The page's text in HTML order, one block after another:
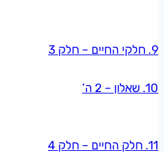
9. חלקי החיים – חלק 3
10. שאלון – 2 ה’
11. חלק החיים – חלק 4